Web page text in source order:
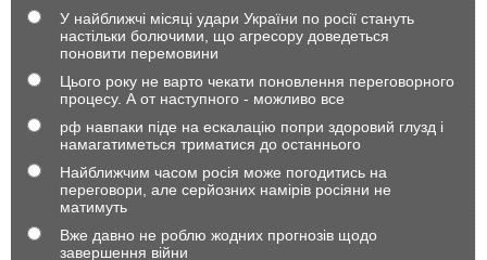
У найближчі місяці удари України по росії стануть
настільки болючими, що агресору доведеться
поновити перемовини
Цього року не варто чекати поновлення переговорного
процесу. А от наступного - можливо все
рф навпаки піде на ескалацію попри здоровий глузд і
намагатиметься триматися до останнього
Найближчим часом росія може погодитись на
переговори, але серйозних намірів росіяни не
матимуть
Вже давно не роблю жодних прогнозів щодо
завершення війни